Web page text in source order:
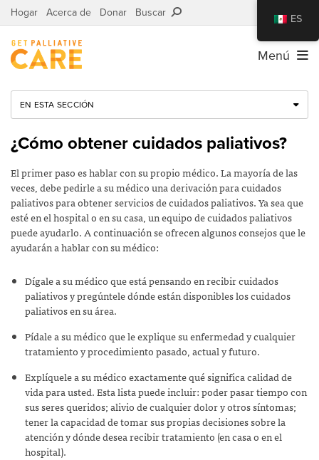
Hogar Acerca de Donar Buscar
Menú
EN ESTA SECCIÓN
¿Cómo obtener cuidados paliativos?
El primer paso es hablar con su propio médico. La mayoría de las
veces, debe pedirle a su médico una derivación para cuidados
paliativos para obtener servicios de cuidados paliativos. Ya sea que
esté en el hospital o en su casa, un equipo de cuidados paliativos
puede ayudarlo. A continuación se ofrecen algunos consejos que le
ayudarán a hablar con su médico:
Dígale a su médico que está pensando en recibir cuidados
paliativos y pregúntele dónde están disponibles los cuidados
paliativos en su área.
Pídale a su médico que le explique su enfermedad y cualquier
tratamiento y procedimiento pasado, actual y futuro.
Explíquele a su médico exactamente qué significa calidad de
vida para usted. Esta lista puede incluir: poder pasar tiempo con
sus seres queridos; alivio de cualquier dolor y otros síntomas;
tener la capacidad de tomar sus propias decisiones sobre la
atención y dónde desea recibir tratamiento (en casa o en el
hospital).
ES